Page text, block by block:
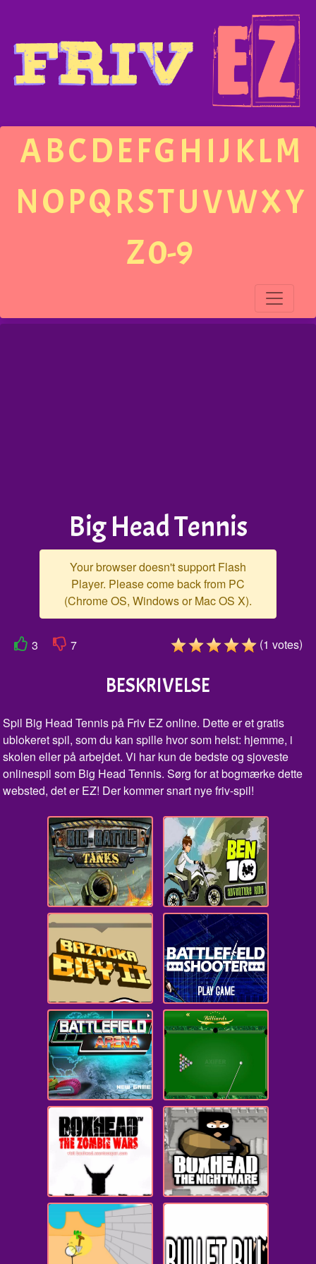
ABCDEFGH IJ KLM
NOPQRSTUVWXY
Z0-9
Big Head Tennis
Your browser doesn't support Flash
Player. Please come back from PC
(Chrome OS, Windows or Mac OS X).
3 7 (1 votes)
BESKRIVELSE
Spil Big Head Tennis på Friv EZ online. Dette er et gratis
ublokeret spil, som du kan spille hvor som helst: hjemme, i
skolen eller på arbejdet. Vi har kun de bedste og sjoveste
onlinespil som Big Head Tennis. Sørg for at bogmærke dette
websted, det er EZ! Der kommer snart nye friv-spil!